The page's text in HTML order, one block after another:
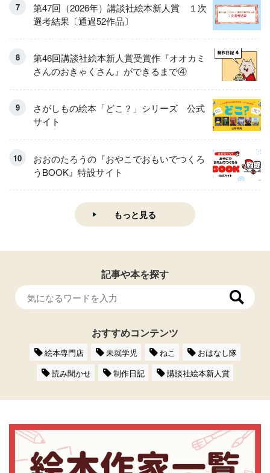
第47回（2026年）講談社絵本新人賞 １次
選考結果〔通過52作品〕
第46回講談社絵本新人賞受賞作『オオカミ
さんのおきゃくさん』ができるまで④
さがしもの絵本「どこ？」シリーズ 公式
サイト
おおのたろうの『おやこでおもいでつくろ
うBOOK』特設サイト
もっと見る
記事や本を探す
おすすめコンテンツ
絵本専門店 未就学児 ねこ
おはなし隊
読み聞かせ
制作日記 講談社絵本新人賞